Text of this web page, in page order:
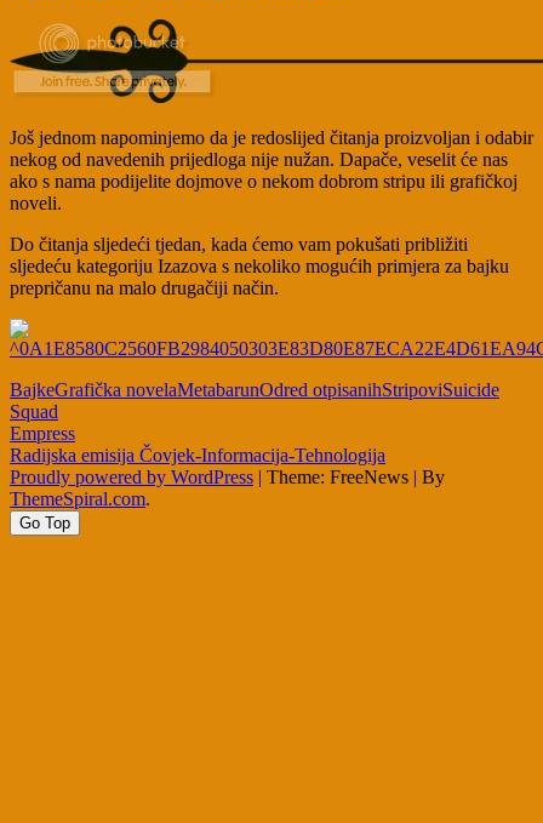
Još jednom napominjemo da je redoslijed čitanja proizvoljan i odabir
nekog od navedenih prijedloga nije nužan. Dapače, veselit će nas
ako s nama podijelite dojmove o nekom dobrom stripu ili grafičkoj
noveli.
Do čitanja sljedeći tjedan, kada ćemo vam pokušati približiti
sljedeću kategoriju Izazova s nekoliko mogućih primjera za bajku
prepričanu na malo drugačiji način.
BajkeGrafička novelaMetabarunOdred otpisanihStripoviSuicide
Squad
Post
navigation
Empress
Radijska emisija Čovjek-Informacija-Tehnologija
Proudly powered by WordPress | Theme: FreeNews | By
ThemeSpiral.com.
Go Top